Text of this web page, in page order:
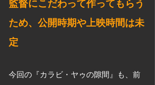
監督にこだわって作ってもらう
ため、公開時期や上映時間は未
定
今回の『カラビ・ヤゥの隙間』も、前